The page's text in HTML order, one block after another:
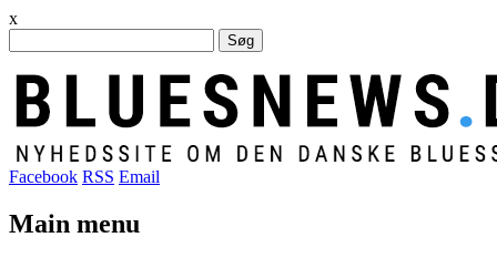
x
efter:
Facebook RSS Email
Main menu